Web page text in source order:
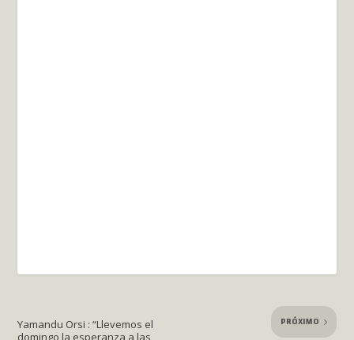
Yamandu Orsi : “Llevemos el
domingo la esperanza a las
PRÓXIMO